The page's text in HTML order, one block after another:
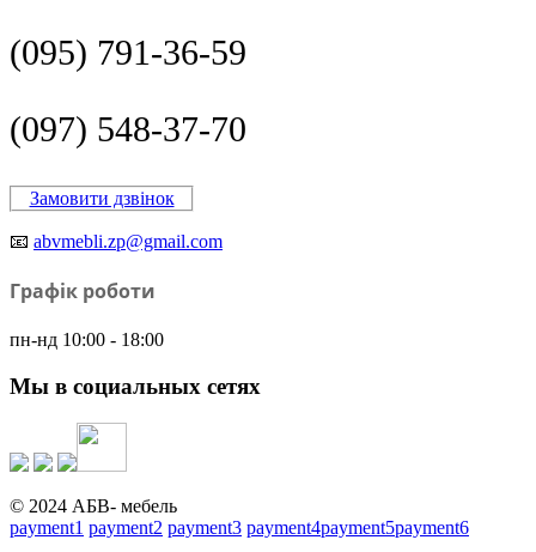
(095) 791-36-59
(097) 548-37-70
Замовити дзвінок
📧 abvmebli.zp@gmail.com
Графік роботи
пн-нд 10:00 - 18:00
Мы в социальных сетях
© 2024 АБВ- мебель
payment1 payment2 payment3 payment4payment5payment6